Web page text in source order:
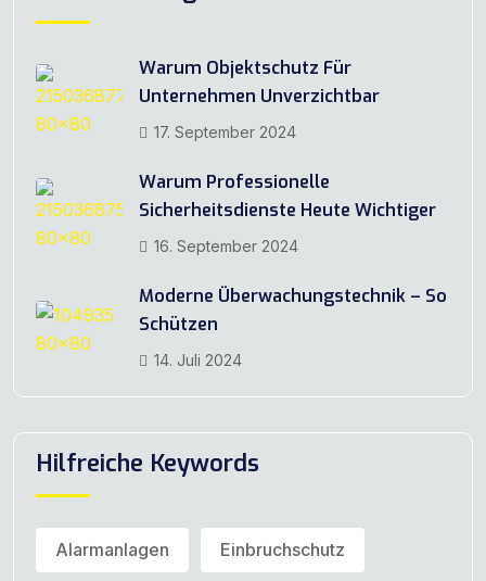
Warum Objektschutz Für
Unternehmen Unverzichtbar
17. September 2024
Warum Professionelle
Sicherheitsdienste Heute Wichtiger
16. September 2024
Moderne Überwachungstechnik – So
Schützen
14. Juli 2024
Hilfreiche Keywords
Alarmanlagen Einbruchschutz